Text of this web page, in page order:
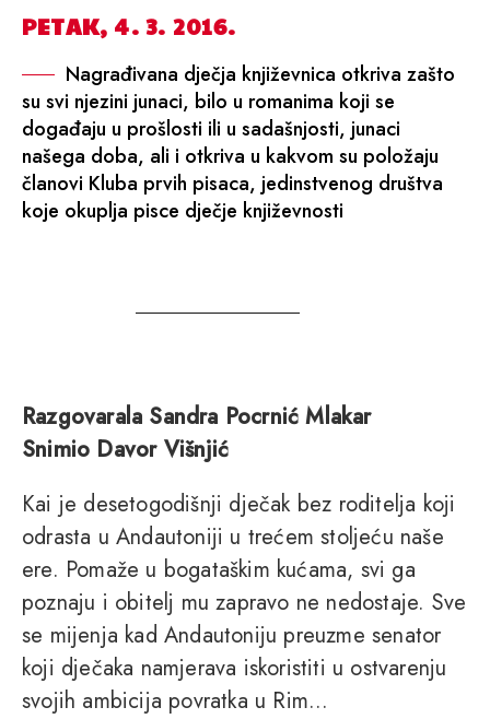
PETAK, 4. 3. 2016.
Nagrađivana dječja književnica otkriva zašto
su svi njezini junaci, bilo u romanima koji se
događaju u prošlosti ili u sadašnjosti, junaci
našega doba, ali i otkriva u kakvom su položaju
članovi Kluba prvih pisaca, jedinstvenog društva
koje okuplja pisce dječje književnosti
Razgovarala Sandra Pocrnić Mlakar
Snimio Davor Višnjić
Kai je desetogodišnji dječak bez roditelja koji
odrasta u Andautoniji u trećem stoljeću naše
ere. Pomaže u bogataškim kućama, svi ga
poznaju i obitelj mu zapravo ne nedostaje. Sve
se mijenja kad Andautoniju preuzme senator
koji dječaka namjerava iskoristiti u ostvarenju
svojih ambicija povratka u Rim...